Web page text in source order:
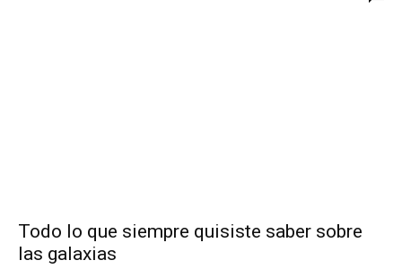
Todo lo que siempre quisiste saber sobre
las galaxias